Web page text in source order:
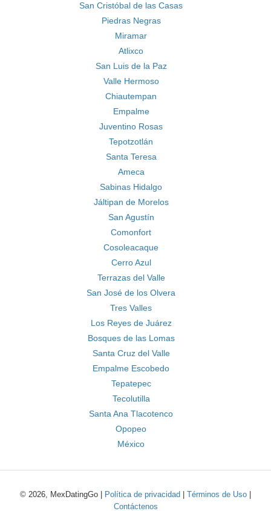
San Cristóbal de las Casas
Piedras Negras
Miramar
Atlixco
San Luis de la Paz
Valle Hermoso
Chiautempan
Empalme
Juventino Rosas
Tepotzotlán
Santa Teresa
Ameca
Sabinas Hidalgo
Jáltipan de Morelos
San Agustín
Comonfort
Cosoleacaque
Cerro Azul
Terrazas del Valle
San José de los Olvera
Tres Valles
Los Reyes de Juárez
Bosques de las Lomas
Santa Cruz del Valle
Empalme Escobedo
Tepatepec
Tecolutilla
Santa Ana Tlacotenco
Opopeo
México
© 2026, MexDatingGo | Política de privacidad Términos de Uso
Contáctenos